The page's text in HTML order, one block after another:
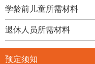
学龄前儿童所需材料
退休人员所需材料
预定须知